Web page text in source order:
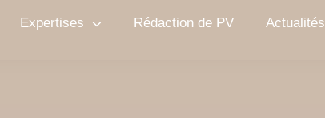
Expertises Rédaction de PV Actualités